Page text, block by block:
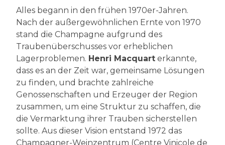
Alles begann in den frühen 1970er-Jahren.
Nach der außergewöhnlichen Ernte von 1970
stand die Champagne aufgrund des
Traubenüberschusses vor erheblichen
Lagerproblemen. Henri Macquart erkannte,
dass es an der Zeit war, gemeinsame Lösungen
zu finden, und brachte zahlreiche
Genossenschaften und Erzeuger der Region
zusammen, um eine Struktur zu schaffen, die
die Vermarktung ihrer Trauben sicherstellen
sollte. Aus dieser Vision entstand 1972 das
Champagner-Weinzentrum (Centre Vinicole de